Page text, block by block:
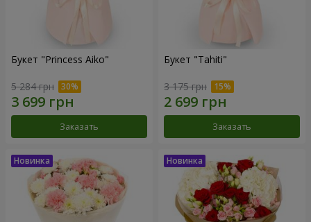
Букет "Princess Aiko"
5 284 грн
Заказать
Букет "Tahiti"
3 175 грн
Заказать